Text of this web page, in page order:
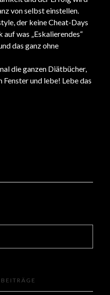
von selbst einstellen.
der keine Cheat-Days
was „Eskalierendes“
das ganz ohne
die ganzen Diätbücher,
Fenster und lebe! Lebe das